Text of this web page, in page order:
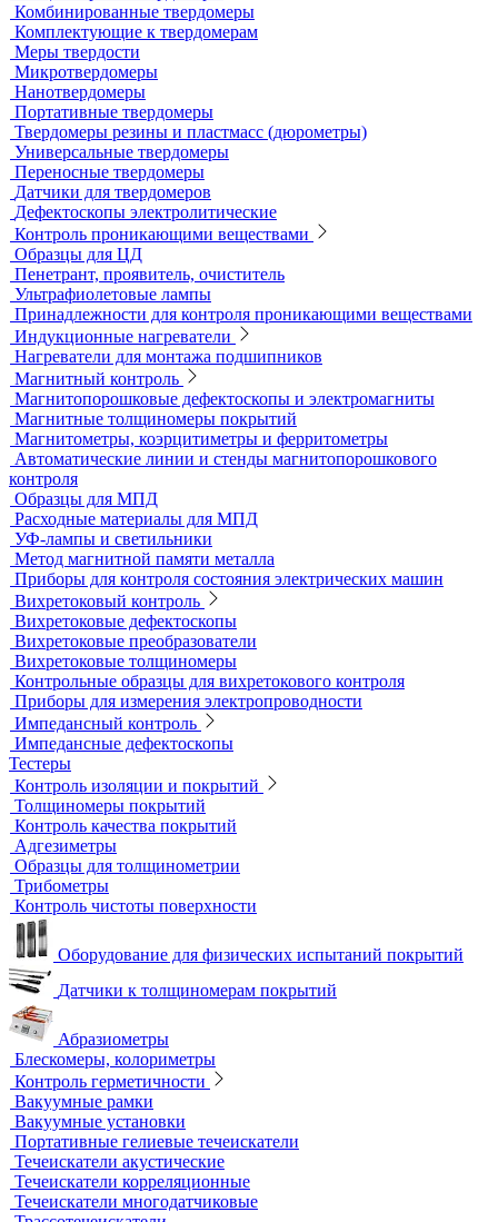
Ультразвуковые твердомеры
Динамические твердомеры
Стационарные твердомеры
Комбинированные твердомеры
Комплектующие к твердомерам
Меры твердости
Микротвердомеры
Нанотвердомеры
Портативные твердомеры
Твердомеры резины и пластмасс (дюрометры)
Универсальные твердомеры
Переносные твердомеры
Датчики для твердомеров
Дефектоскопы электролитические
Контроль проникающими веществами
Образцы для ЦД
Пенетрант, проявитель, очиститель
Ультрафиолетовые лампы
Принадлежности для контроля проникающими веществами
Индукционные нагреватели
Нагреватели для монтажа подшипников
Магнитный контроль
Магнитопорошковые дефектоскопы и электромагниты
Магнитные толщиномеры покрытий
Магнитометры, коэрцитиметры и ферритометры
Автоматические линии и стенды магнитопорошкового
контроля
Образцы для МПД
Расходные материалы для МПД
УФ-лампы и светильники
Метод магнитной памяти металла
Приборы для контроля состояния электрических машин
Вихретоковый контроль
Вихретоковые дефектоскопы
Вихретоковые преобразователи
Вихретоковые толщиномеры
Контрольные образцы для вихретокового контроля
Приборы для измерения электропроводности
Импедансный контроль
Импедансные дефектоскопы
Тестеры
Контроль изоляции и покрытий
Толщиномеры покрытий
Контроль качества покрытий
Адгезиметры
Образцы для толщинометрии
Трибометры
Контроль чистоты поверхности
Датчики к толщиномерам покрытий
Абразиометры
Блескомеры, колориметры
Контроль герметичности
Вакуумные рамки
Вакуумные установки
Портативные гелиевые течеискатели